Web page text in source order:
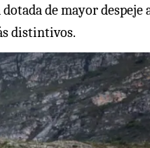
dotada de mayor despeje
distintivos.